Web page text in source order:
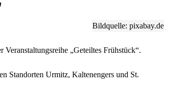
Bildquelle: pixabay.de
„Geteiltes Frühstück“.
Standorten Urmitz, Kaltenengers und St.